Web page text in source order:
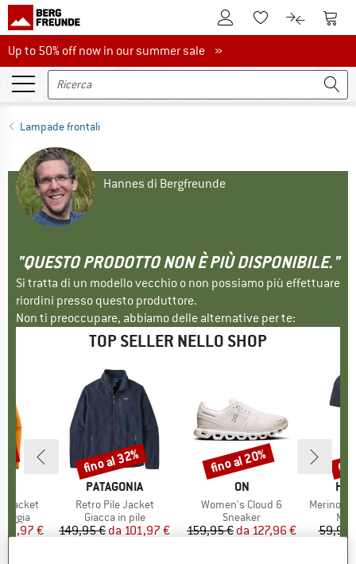
Al conto clienteAlla lista
Al Al
Up to 50% off now in our summer sale
Up to 50% off now in our summer sale »
Lampade frontali
Hannes di Bergfreunde
"QUESTO PRODOTTO NON È PIÙ DISPONIBILE."
Si tratta di un modello vecchio o non possiamo più effettuare
riordini presso questo produttore.
Non ti preoccupare, abbiamo delle alternative per te:
TOP SELLER NELLO SHOP
Jacket
ridotto
€
MARCHIO
PATAGONIA
Articolo
Retro Pile Jacket
Gruppo di prodotti
Giacca in pile
Prezzo
149,95 € Prezzo ridotto
da 101,97 €
Sconto
fino al 32%
MARCHIO
ON
Articolo
Women's Cloud 6
Gruppo di prodotti
Sneaker
Prezzo
159,95 € Prezzo ridotto
da 127,96 €
Sconto
fino al 20%
Articolo
MerinoMix150
59,95